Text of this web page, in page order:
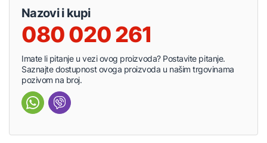
Nazovi i kupi
080 020 261
Imate li pitanje u vezi ovog proizvoda? Postavite pitanje.
Saznajte dostupnost ovoga proizvoda u našim trgovinama
pozivom na broj.